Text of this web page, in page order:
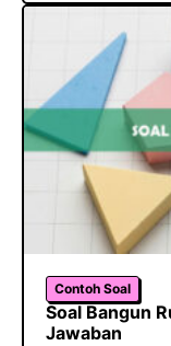
Contoh Soal
Soal Bangun
Jawaban